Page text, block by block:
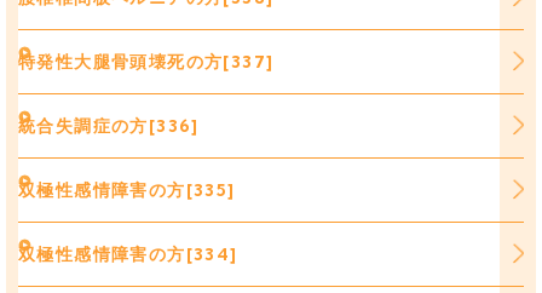
特発性大腿骨頭壊死の方[337]
統合失調症の方[336]
双極性感情障害の方[335]
双極性感情障害の方[334]